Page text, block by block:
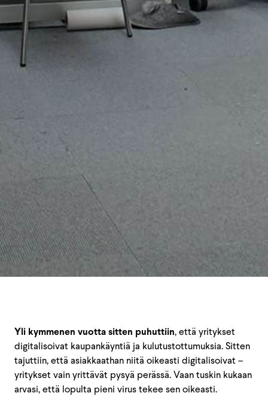
Yli kymmenen vuotta sitten puhuttiin, että yritykset
digitalisoivat kaupankäyntiä ja kulutustottumuksia. Sitten
tajuttiin, että asiakkaathan niitä oikeasti digitalisoivat –
yritykset vain yrittävät pysyä perässä. Vaan tuskin kukaan
arvasi, että lopulta pieni virus tekee sen oikeasti.